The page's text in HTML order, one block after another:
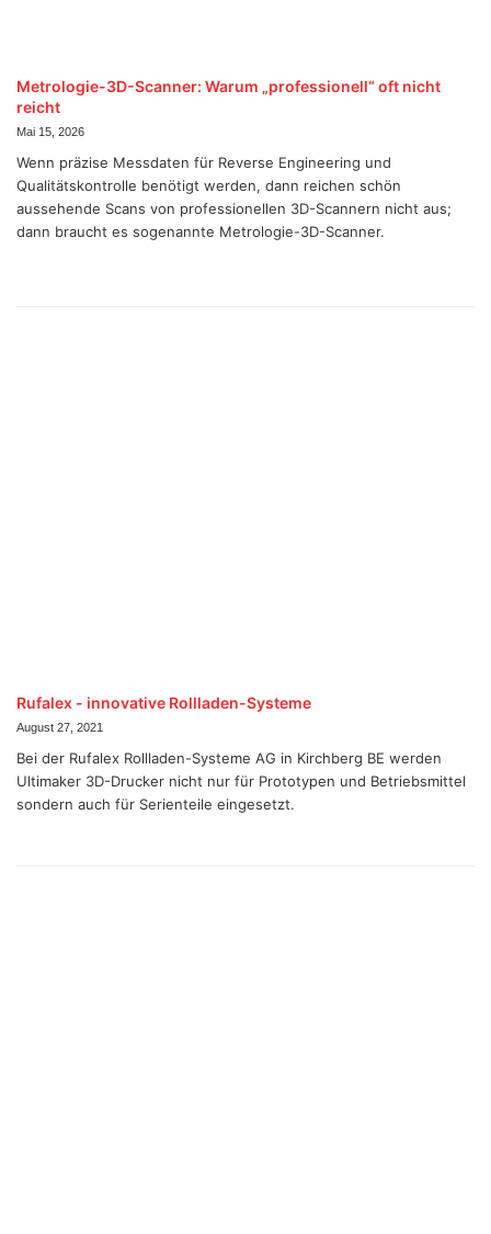
Metrologie-3D-Scanner: Warum „professionell“ oft nicht
reicht
Mai 15, 2026
Wenn präzise Messdaten für Reverse Engineering und
Qualitätskontrolle benötigt werden, dann reichen schön
aussehende Scans von professionellen 3D-Scannern nicht aus;
dann braucht es sogenannte Metrologie-3D-Scanner.
Rufalex - innovative Rollladen-Systeme
August 27, 2021
Bei der Rufalex Rollladen-Systeme AG in Kirchberg BE werden
Ultimaker 3D-Drucker nicht nur für Prototypen und Betriebsmittel
sondern auch für Serienteile eingesetzt.